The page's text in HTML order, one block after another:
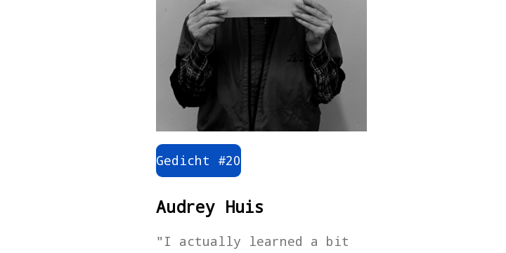
Gedicht #20
Audrey Huis
"I actually learned a bit